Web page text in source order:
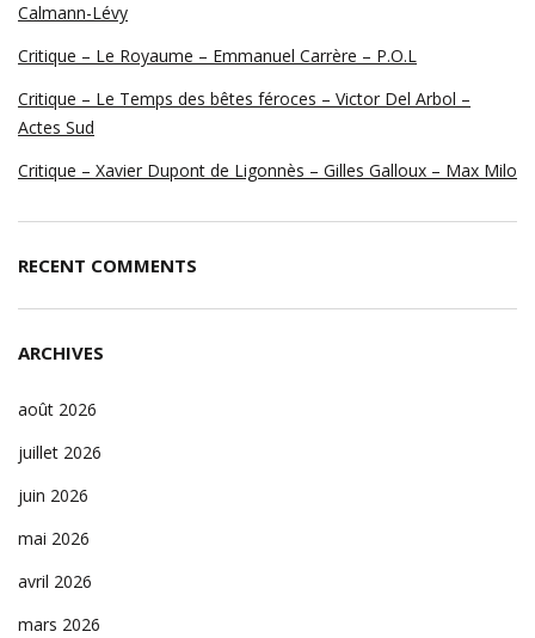
Calmann-Lévy
Critique – Le Royaume – Emmanuel Carrère – P.O.L
Critique – Le Temps des bêtes féroces – Victor Del Arbol –
Actes Sud
Critique – Xavier Dupont de Ligonnès – Gilles Galloux – Max Milo
RECENT COMMENTS
ARCHIVES
août 2026
juillet 2026
juin 2026
mai 2026
avril 2026
mars 2026